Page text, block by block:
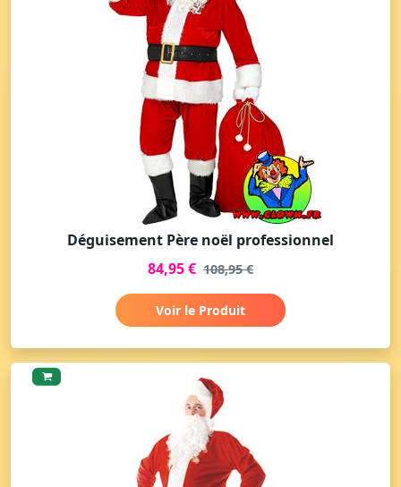
Déguisement Père noël professionnel
84,95 € 108,95 €
Voir le Produit